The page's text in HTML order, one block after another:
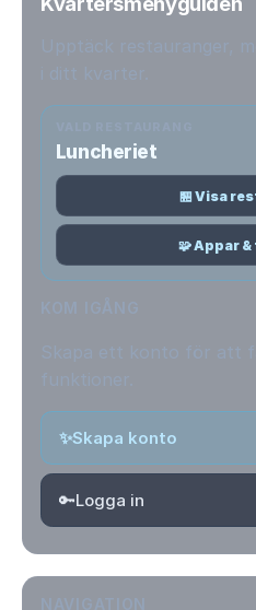
Luncheriet
🏪 Visa
🧩 Appar
✨Skapa konto
🔑Logga in